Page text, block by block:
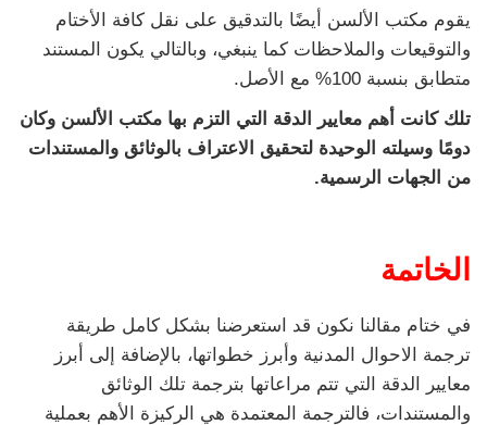
يقوم مكتب الألسن أيضًا بالتدقيق على نقل كافة الأختام
والتوقيعات والملاحظات كما ينبغي، وبالتالي يكون المستند
متطابق بنسبة 100% مع الأصل.
تلك كانت أهم معايير الدقة التي التزم بها مكتب الألسن وكان
دومًا وسيلته الوحيدة لتحقيق الاعتراف بالوثائق والمستندات
من الجهات الرسمية.
الخاتمة
في ختام مقالنا نكون قد استعرضنا بشكل كامل طريقة
ترجمة الاحوال المدنية وأبرز خطواتها، بالإضافة إلى أبرز
معايير الدقة التي تتم مراعاتها بترجمة تلك الوثائق
والمستندات، فالترجمة المعتمدة هي الركيزة الأهم بعملية